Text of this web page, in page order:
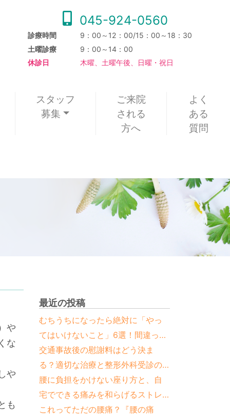
045-924-0560
診療時間
9：00～12：00/15：00～18：30
土曜診療
9：00～14：00
休診日
木曜、土曜午後、日曜・祝日
スタッフ
募集
ご来院
される
方へ
よく
ある
質問
や
な
や
も
最近の投稿
むちうちになったら絶対に「やっ
てはいけないこと」6選！間違った
対処法と正しい治し方
交通事故後の慰謝料はどう決ま
る？適切な治療と整形外科受診の
重要性
腰に負担をかけない座り方と、自
宅でできる痛みを和らげるストレ
ッチ
これってただの腰痛？『腰の痛